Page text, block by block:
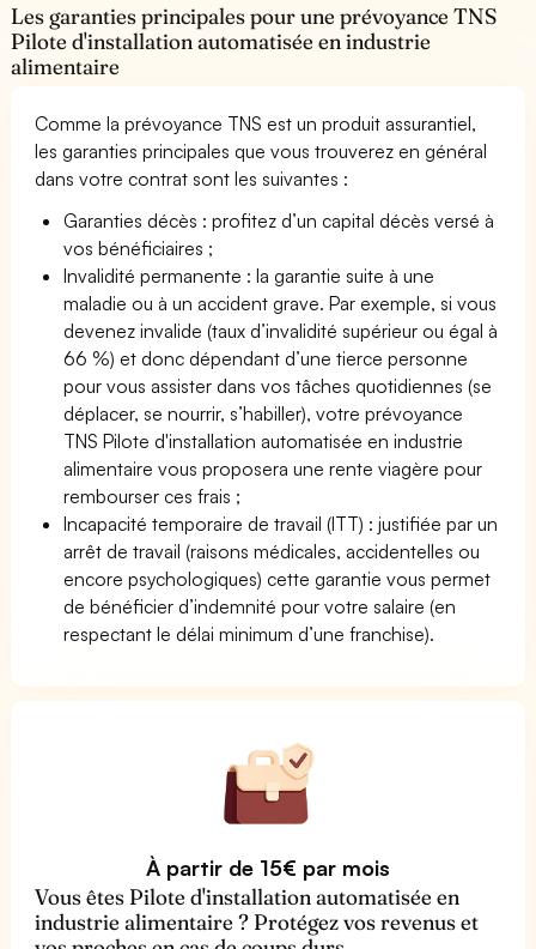
Les garanties principales pour une prévoyance TNS
Pilote d'installation automatisée en industrie
alimentaire
Comme la prévoyance TNS est un produit assurantiel,
les garanties principales que vous trouverez en général
dans votre contrat sont les suivantes :
Garanties décès : profitez d’un capital décès versé à
vos bénéficiaires ;
Invalidité permanente : la garantie suite à une
maladie ou à un accident grave. Par exemple, si vous
devenez invalide (taux d’invalidité supérieur ou égal à
66 %) et donc dépendant d’une tierce personne
pour vous assister dans vos tâches quotidiennes (se
déplacer, se nourrir, s’habiller), votre prévoyance
TNS Pilote d'installation automatisée en industrie
alimentaire vous proposera une rente viagère pour
rembourser ces frais ;
Incapacité temporaire de travail (ITT) : justifiée par un
arrêt de travail (raisons médicales, accidentelles ou
encore psychologiques) cette garantie vous permet
de bénéficier d’indemnité pour votre salaire (en
respectant le délai minimum d’une franchise).
À partir de 15€ par mois
Vous êtes Pilote d'installation automatisée en
industrie alimentaire ? Protégez vos revenus et